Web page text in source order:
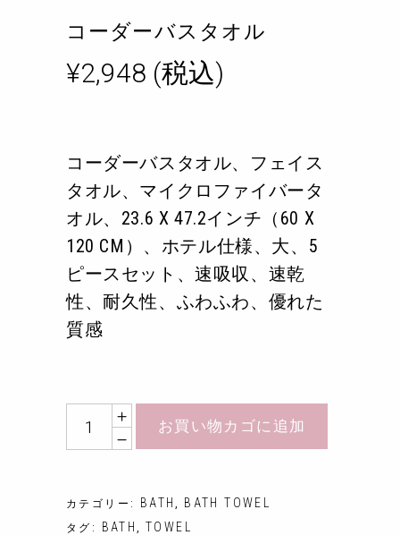
コーダーバスタオル
¥2,948 (税込)
コーダーバスタオル、フェイス
タオル、マイクロファイバータ
オル、23.6 X 47.2インチ（60 X
120 CM）、ホテル仕様、大、5
ピースセット、速吸収、速乾
性、耐久性、ふわふわ、優れた
質感
Quantity
お買い物カゴに追加
カテゴリー: BATH , BATH TOWEL
タグ: BATH , TOWEL